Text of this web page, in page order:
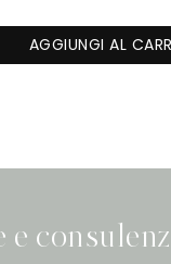
e
AGGIUNGI AL